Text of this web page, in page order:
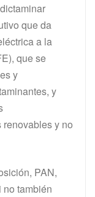
que da
a la
que se
y
y
y no
PAN,
también